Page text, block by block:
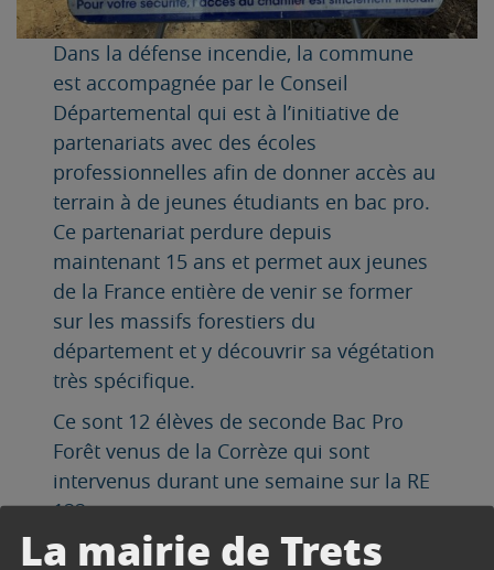
La mairie de Trets
Dans la défense incendie, la commune
est accompagnée par le Conseil
Départemental qui est à l’initiative de
partenariats avec des écoles
professionnelles afin de donner accès au
terrain à de jeunes étudiants en bac pro.
Ce partenariat perdure depuis
maintenant 15 ans et permet aux jeunes
de la France entière de venir se former
sur les massifs forestiers du
département et y découvrir sa végétation
très spécifique.
Ce sont 12 élèves de seconde Bac Pro
Forêt venus de la Corrèze qui sont
intervenus durant une semaine sur la RE
122.
Ils étaient accompagnés de